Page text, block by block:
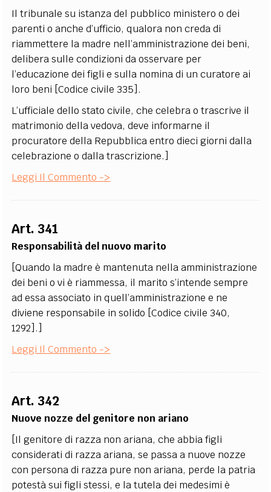
Il tribunale su istanza del pubblico ministero o dei
parenti o anche d’ufficio, qualora non creda di
riammettere la madre nell’amministrazione dei beni,
delibera sulle condizioni da osservare per
l’educazione dei figli e sulla nomina di un curatore ai
loro beni [Codice civile 335].
L’ufficiale dello stato civile, che celebra o trascrive il
matrimonio della vedova, deve informarne il
procuratore della Repubblica entro dieci giorni dalla
celebrazione o dalla trascrizione.]
Leggi Il Commento ->
Art. 341
Responsabilità del nuovo marito
[Quando la madre è mantenuta nella amministrazione
dei beni o vi è riammessa, il marito s’intende sempre
ad essa associato in quell’amministrazione e ne
diviene responsabile in solido [Codice civile 340,
1292].]
Leggi Il Commento ->
Art. 342
Nuove nozze del genitore non ariano
[Il genitore di razza non ariana, che abbia figli
considerati di razza ariana, se passa a nuove nozze
con persona di razza pure non ariana, perde la patria
potestà sui figli stessi, e la tutela dei medesimi è